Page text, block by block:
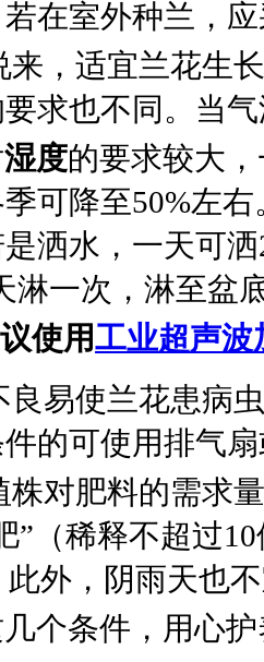
在室外种兰，
来，适宜兰花生
求也不同。当
湿度的要求较大
可降至50%左右
洒水，一天可洒
淋一次，淋至盆
使用工业超声波
良易使兰花患病
的可使用排气
株对肥料的需求
” （稀释不超过10
此外，阴雨天也
个条件，用心